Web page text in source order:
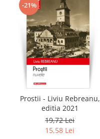
-21%
Prostii - Liviu Rebreanu,
editia 2021
19,72 Lei
15,58 Lei